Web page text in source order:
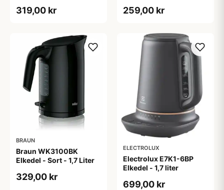
319,00 kr 259,00 kr
BRAUN
Braun WK3100BK
Elkedel - Sort - 1,7 Liter
329,00 kr
ELECTROLUX
Electrolux E7K1-6BP
Elkedel - 1,7 liter
699,00 kr